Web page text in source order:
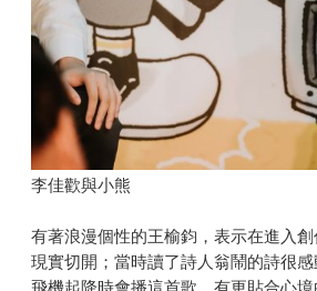
李佳歡與小熊
有著浪漫個性的王榆鈞，表示在進入
現實切開；當時讀了詩人翁鬧的詩很